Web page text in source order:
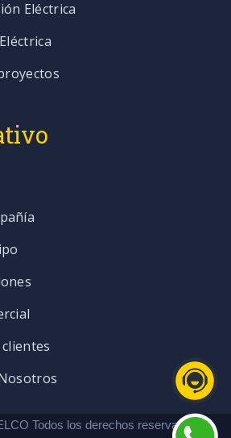
Eléctrica
Todos los derechos reservados. |